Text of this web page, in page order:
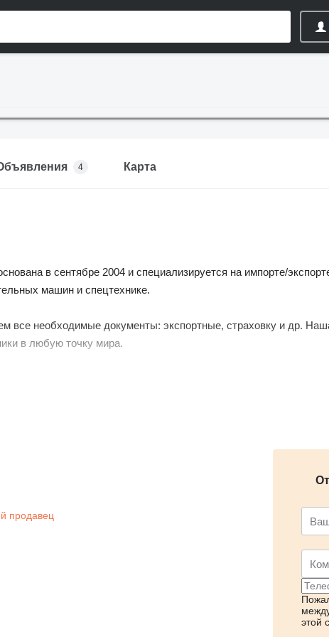
4 Карта
в сентябре 2004 и специализируется на импорте/
машин и спецтехнике.
все необходимые документы: экспортные, страховку и др.
в любую точку мира.
технику - обращайтесь, мы гарантируем быструю и
продавец
этой